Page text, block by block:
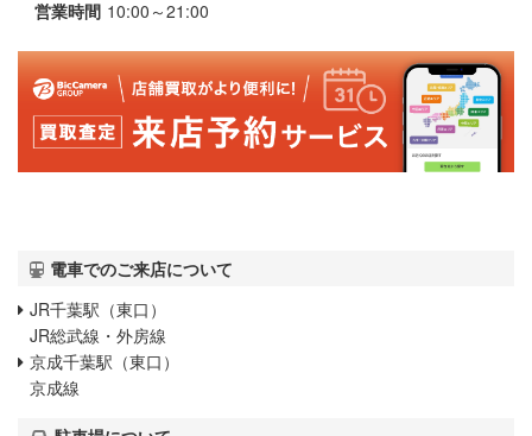
営業時間 10:00～21:00
電車でのご来店について
JR千葉駅（東口）
JR総武線・外房線
京成千葉駅（東口）
京成線